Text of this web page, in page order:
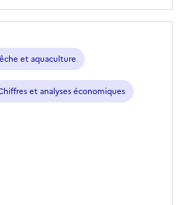
et aquaculture
et analyses économiques